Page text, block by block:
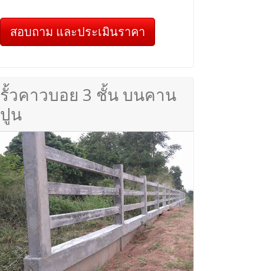
สอบถาม และประเมินราคา
รั้วคาวบอย 3 ชั้น บนคาน
ปูน